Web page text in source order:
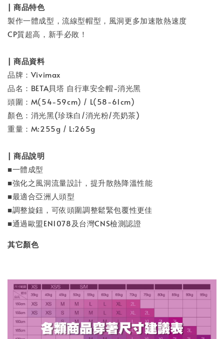
| 商品特色
製作一體成型，流線型帽型，風洞更多加速散熱速度
CP質超高，新手必敗！
| 商品資料
品牌：Vivimax
品名：BETA貝塔 自行車安全帽-消光黑
頭圍：M(54-59cm) / L(58-61cm)
顏色：消光黑(珍珠白/消光粉/亮奶茶)
重量：M:255g / L:265g
| 商品說明
■一體成型
■強化之風洞流量設計，提升散熱降溫性能
■最適合亞洲人頭型
■調整旋鈕，可依頭圍調整鬆緊包覆性更佳
■通過歐盟EN1078及台灣CNS檢測認證
其它顏色